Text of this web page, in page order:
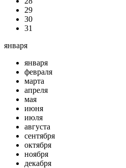
29
30
31
января
января
февраля
марта
апреля
мая
июня
июля
августа
сентября
октября
ноября
декабря